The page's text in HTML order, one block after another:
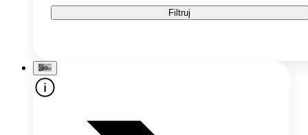
Filtruj